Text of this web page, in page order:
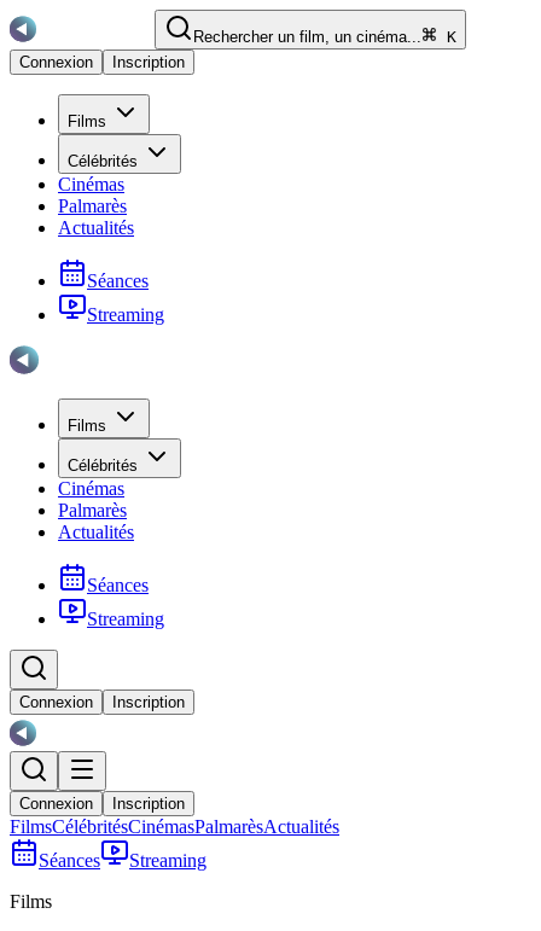
Rechercher un film, un cinéma...
K
Connexion
Inscription
Films
Célébrités
Cinémas
Palmarès
Actualités
Séances
Streaming
Films
Célébrités
Cinémas
Palmarès
Actualités
Séances
Streaming
Connexion Inscription
Connexion Inscription
FilmsCélébritésCinémasPalmarèsActualités
Séances
Streaming
Films